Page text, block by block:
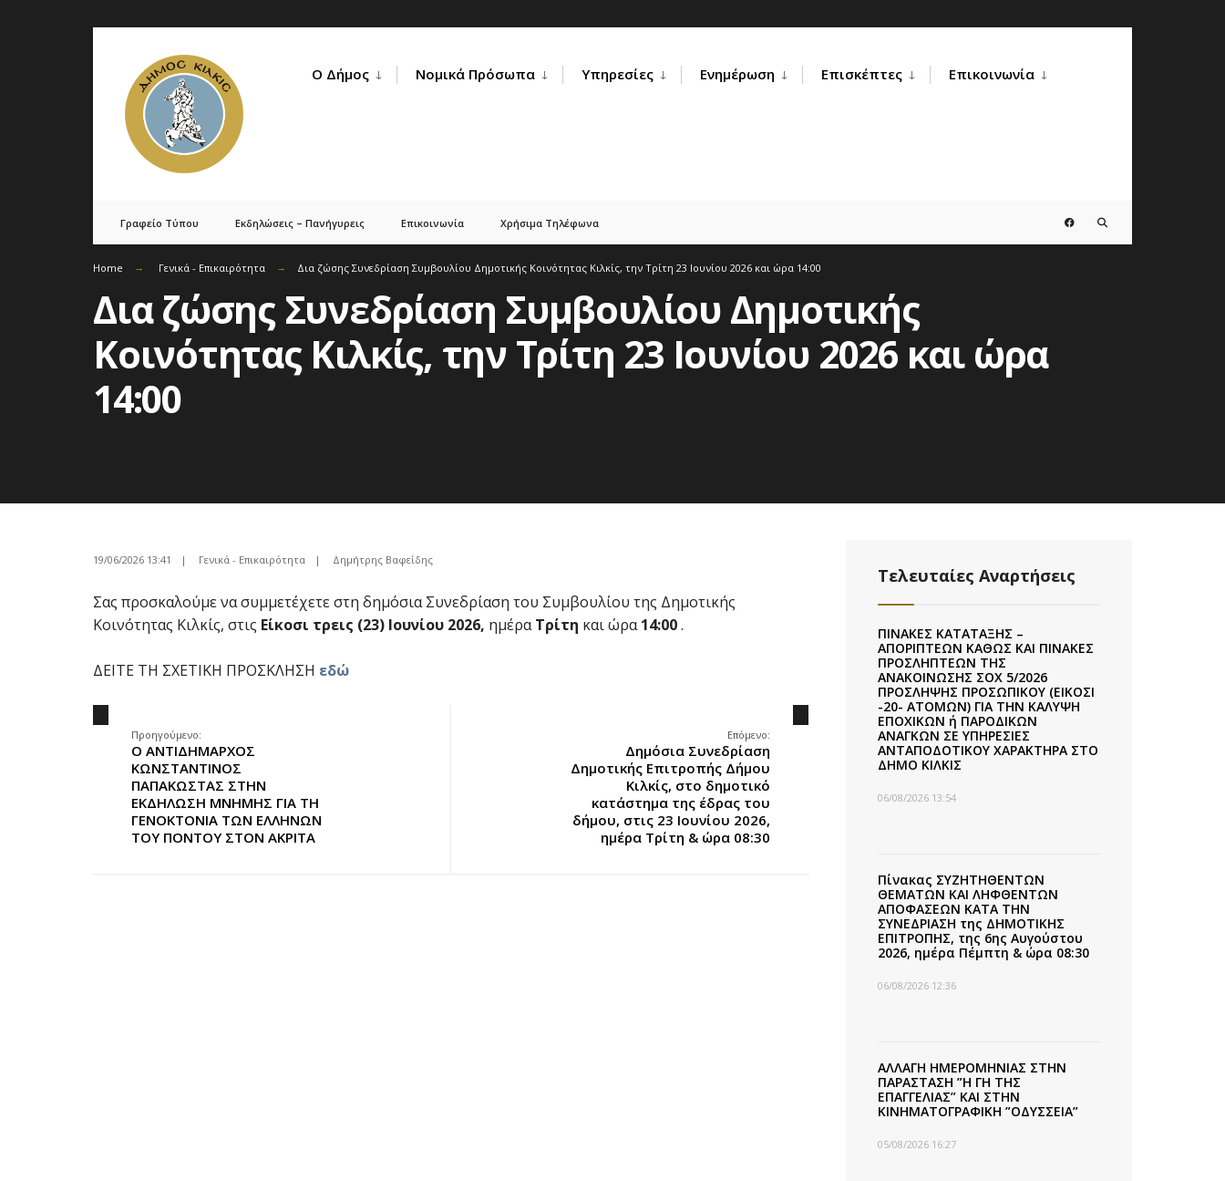
content
Ο Δήμος Νομικά Πρόσωπα Υπηρεσίες Ενημέρωση Επισκέπτες Επικοινωνία
Γραφείο Τύπου Εκδηλώσεις – Πανήγυρεις Επικοινωνία Χρήσιμα Τηλέφωνα
Home Γενικά - Επικαιρότητα Δια ζώσης Συνεδρίαση Συμβουλίου Δημοτικής Κοινότητας Κιλκίς, την Τρίτη 23 Ιουνίου 2026 και ώρα 14:00
Δια ζώσης Συνεδρίαση Συμβουλίου Δημοτικής
Κοινότητας Κιλκίς, την Τρίτη 23 Ιουνίου 2026 και ώρα
14:00
19/06/2026 13:41 | Γενικά - Επικαιρότητα | Δημήτρης Βαφείδης
Σας προσκαλούμε να συμμετέχετε στη δημόσια Συνεδρίαση του Συμβουλίου της Δημοτικής
Κοινότητας Κιλκίς, στις Είκοσι τρεις (23) Ιουνίου 2026, ημέραΤρίτη και ώρα14:00.
ΔΕΙΤΕ ΤΗ ΣΧΕΤΙΚΗ ΠΡΟΣΚΛΗΣΗ εδώ
Προηγούμενο:
Ο ΑΝΤΙΔΗΜΑΡΧΟΣ
ΚΩΝΣΤΑΝΤΙΝΟΣ
ΠΑΠΑΚΩΣΤΑΣ ΣΤΗΝ
ΕΚΔΗΛΩΣΗ ΜΝΗΜΗΣ ΓΙΑ ΤΗ
ΓΕΝΟΚΤΟΝΙΑ ΤΩΝ ΕΛΛΗΝΩΝ
ΤΟΥ ΠΟΝΤΟΥ ΣΤΟΝ ΑΚΡΙΤΑ
Επόμενο:
Δημόσια Συνεδρίαση
Δημοτικής Επιτροπής Δήμου
Κιλκίς, στο δημοτικό
κατάστημα της έδρας του
δήμου, στις 23 Ιουνίου 2026,
ημέρα Τρίτη & ώρα 08:30
Τελευταίες Αναρτήσεις
ΠΙΝΑΚΕΣ ΚΑΤΑΤΑΞΗΣ –
ΑΠΟΡΙΠΤΕΩΝ ΚΑΘΩΣ ΚΑΙ ΠΙΝΑΚΕΣ
ΠΡΟΣΛΗΠΤΕΩΝ ΤΗΣ
ΑΝΑΚΟΙΝΩΣΗΣ ΣΟΧ 5/2026
ΠΡΟΣΛΗΨΗΣ ΠΡΟΣΩΠΙΚΟΥ (ΕΙΚΟΣΙ
-20- ΑΤΟΜΩΝ) ΓΙΑ ΤΗΝ ΚΑΛΥΨΗ
ΕΠΟΧΙΚΩΝ ή ΠΑΡΟΔΙΚΩΝ
ΑΝΑΓΚΩΝ ΣΕ ΥΠΗΡΕΣΙΕΣ
ΑΝΤΑΠΟΔΟΤΙΚΟΥ ΧΑΡΑΚΤΗΡΑ ΣΤΟ
ΔΗΜΟ ΚΙΛΚΙΣ
06/08/2026 13:54
Πίνακας ΣΥΖΗΤΗΘΕΝΤΩΝ
ΘΕΜΑΤΩΝ ΚΑΙ ΛΗΦΘΕΝΤΩΝ
ΑΠΟΦΑΣΕΩΝ ΚΑΤΑ ΤΗΝ
ΣΥΝΕΔΡΙΑΣΗ της ΔΗΜΟΤΙΚΗΣ
ΕΠΙΤΡΟΠΗΣ, της 6ης Αυγούστου
2026, ημέρα Πέμπτη & ώρα 08:30
06/08/2026 12:36
ΑΛΛΑΓΗ ΗΜΕΡΟΜΗΝΙΑΣ ΣΤΗΝ
ΠΑΡΑΣΤΑΣΗ ”Η ΓΗ ΤΗΣ
ΕΠΑΓΓΕΛΙΑΣ” ΚΑΙ ΣΤΗΝ
ΚΙΝΗΜΑΤΟΓΡΑΦΙΚΗ ”ΟΔΥΣΣΕΙΑ”
05/08/2026 16:27